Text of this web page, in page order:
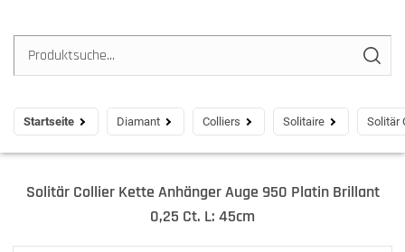
Startseite Diamant Colliers Solitaire Solitär
Solitär Collier Kette Anhänger Auge 950 Platin Brillant
0,25 Ct. L: 45cm